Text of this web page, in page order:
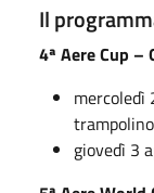
Il
4ª Aere Cup –
mercoledì
giovedì 3